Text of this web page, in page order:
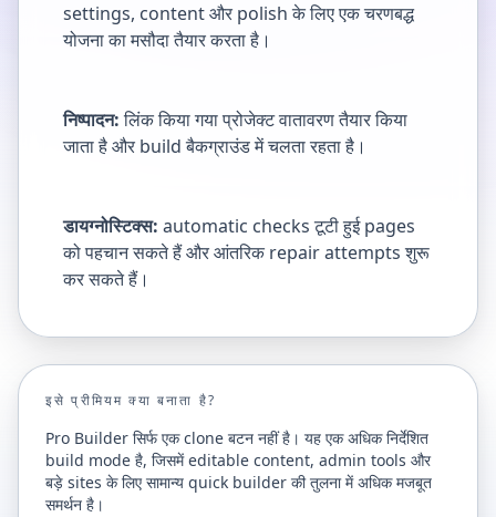
settings, content और polish के लिए एक चरणबद्ध
योजना का मसौदा तैयार करता है।
निष्पादन:लिंक किया गया प्रोजेक्ट वातावरण तैयार किया
जाता है और build बैकग्राउंड में चलता रहता है।
डायग्नोस्टिक्स: automatic checks टूटी हुई pages
को पहचान सकते हैं और आंतरिक repair attempts शुरू
कर सकते हैं।
इसे प्रीमियम क्या बनाता है?
Pro Builder सिर्फ एक clone बटन नहीं है। यह एक अधिक निर्देशित
build mode है, जिसमें editable content, admin tools और
बड़े sites के लिए सामान्य quick builder की तुलना में अधिक मजबूत
समर्थन है।